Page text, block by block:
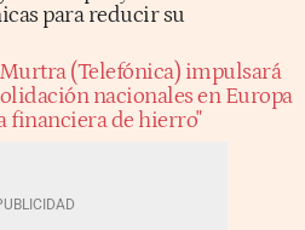
para reducir su
Murtra (Telefónica) impulsará
nacionales en Europa
financiera de hierro"